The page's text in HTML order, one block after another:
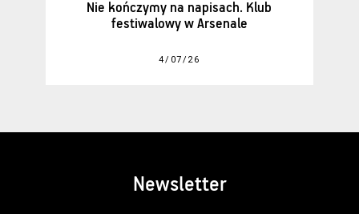
Nie kończymy na napisach. Klub
festiwalowy w Arsenale
4/07/26
Newsletter